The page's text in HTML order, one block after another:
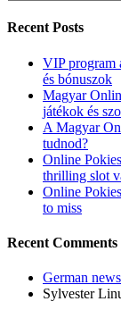
Recent Posts
VIP program
és bónuszok
Magyar
játékok és
A Magyar
tudnod?
Online
thrilling slot
Online
to miss
Recent Comments
German news
Sylvester